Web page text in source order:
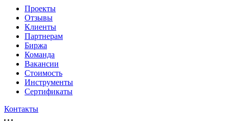
Проекты
Отзывы
Клиенты
Партнерам
Биржа
Команда
Вакансии
Стоимость
Инструменты
Сертификаты
Контакты